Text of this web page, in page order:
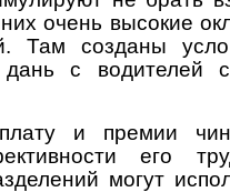
очень высокие
Там созданы
с водителей
и премии
его
могут